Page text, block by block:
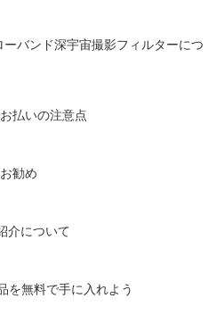
バンド深宇宙撮影フィルターにつ
払いの注意点
勧め
介について
を無料で手に入れよう